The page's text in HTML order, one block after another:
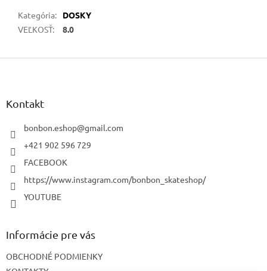
Kategória:
DOSKY
VEĽKOSŤ: 8.0
Z
Kontakt
bonbon.eshop@gmail.com
+421 902 596 729
FACEBOOK
https://www.instagram.com/bonbon_skateshop/
YOUTUBE
Informácie pre vás
OBCHODNÉ PODMIENKY